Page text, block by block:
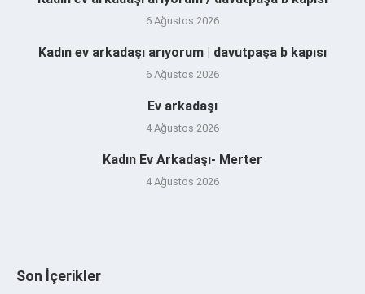
6 Ağustos 2026
Kadın ev arkadaşı arıyorum | davutpaşa b kapısı
6 Ağustos 2026
Ev arkadaşı
4 Ağustos 2026
Kadın Ev Arkadaşı- Merter
4 Ağustos 2026
Son İçerikler